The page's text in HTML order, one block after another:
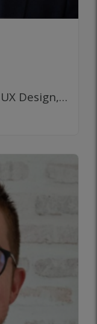
Data Analyst, Web Design, UX Design, UI Design, Product Management, Design Thinking, Innovation et R&D, Prototypage, Validation de marché